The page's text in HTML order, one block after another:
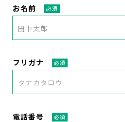
お名前 必須
フリガナ 必須
電話番号 必須